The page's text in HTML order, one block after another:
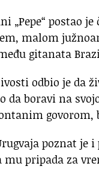
„Pepe“ postao
malom
gitanata
odbio je da
da boravi na
poznat je
pripada za